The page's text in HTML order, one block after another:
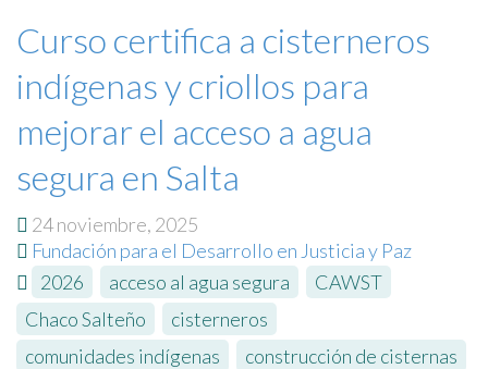
Curso certifica a cisterneros
indígenas y criollos para
mejorar el acceso a agua
segura en Salta
24 noviembre, 2025
Fundación para el Desarrollo en Justicia y Paz
2026
acceso al agua segura CAWST
Chaco Salteño
cisterneros
comunidades indígenas
construcción de cisternas